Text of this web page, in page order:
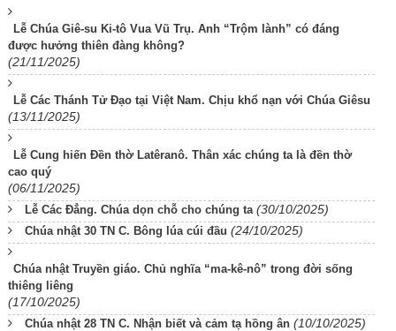
Lễ Chúa Giê-su Ki-tô Vua Vũ Trụ. Anh “Trộm lành” có đáng
được hưởng thiên đàng không?
(21/11/2025)
Lễ Các Thánh Tử Đạo tại Việt Nam. Chịu khổ nạn với Chúa Giêsu
(13/11/2025)
Lễ Cung hiến Đền thờ Latêranô. Thân xác chúng ta là đền thờ
cao quý
(06/11/2025)
Lễ Các Đẳng. Chúa dọn chỗ cho chúng ta (30/10/2025)
Chúa nhật 30 TN C. Bông lúa cúi đầu (24/10/2025)
Chúa nhật Truyền giáo. Chủ nghĩa “ma-kê-nô” trong đời sống
thiêng liêng
(17/10/2025)
Chúa nhật 28 TN C. Nhận biết và cảm tạ hồng ân (10/10/2025)